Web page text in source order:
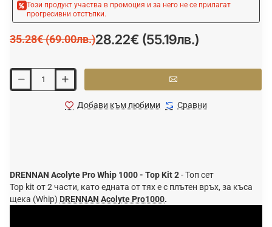
Този продукт участва в промоция и за него не се прилагат
прогресивни отстъпки.
28.22€ (55.19лв.)
35.28€ (69.00лв.)
Добави към любими Сравни
DRENNAN Acolyte Pro Whip 1000 - Top Kit 2- Топ сет
Top kit от 2 части, като едната от тях е с плътен връх, за къса
щека (Whip) DRENNAN Acolyte Pro1000.